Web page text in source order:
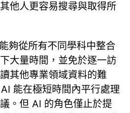
他人更容易搜尋與取得所
夠從所有不同學科中整合
大量時間，並免於逐一訪
其他專業領域資料的難
能在極短時間內平行處理
。但 AI 的角色僅止於提